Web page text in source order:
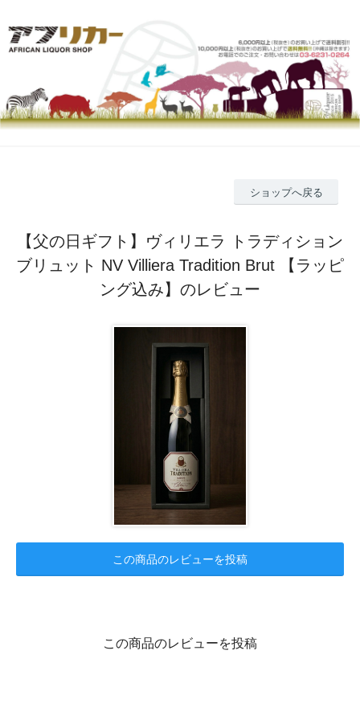
ショップへ戻る
【父の日ギフト】ヴィリエラ トラディション
ブリュット NV Villiera Tradition Brut 【ラッピ
ング込み】のレビュー
この商品のレビューを投稿
この商品のレビューを投稿